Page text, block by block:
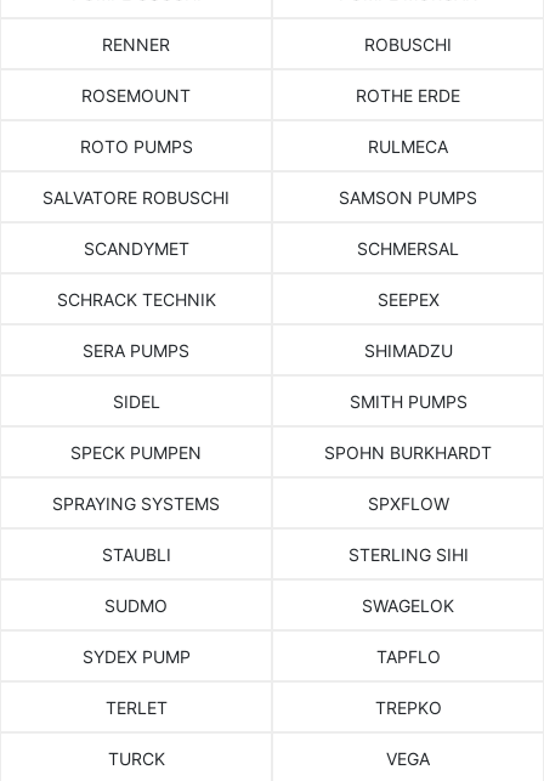
RENNER ROBUSCHI
ROSEMOUNT ROTHE ERDE
ROTO PUMPS RULMECA
SALVATORE ROBUSCHI SAMSON PUMPS
SCANDYMET SCHMERSAL
SCHRACK TECHNIK SEEPEX
SERA PUMPS SHIMADZU
SIDEL SMITH PUMPS
SPECK PUMPEN SPOHN BURKHARDT
SPRAYING SYSTEMS SPXFLOW
STAUBLI STERLING SIHI
SUDMO SWAGELOK
SYDEX PUMP TAPFLO
TERLET TREPKO
TURCK VEGA